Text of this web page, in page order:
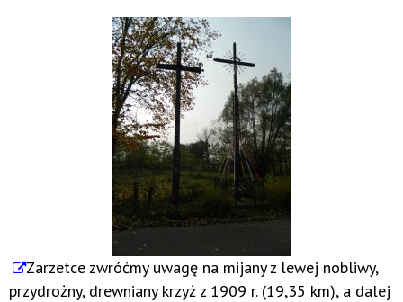
Zarzetce zwróćmy uwagę na mijany z lewej nobliwy,
przydrożny, drewniany krzyż z 1909 r. (19,35 km), a dalej